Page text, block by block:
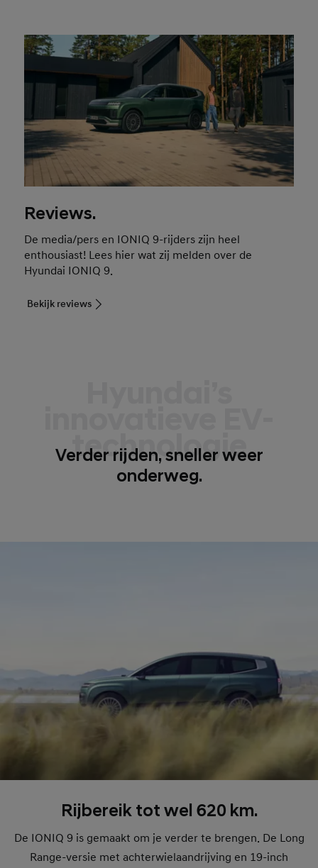
Reviews.
De media/pers en IONIQ 9-rijders zijn heel
enthousiast! Lees hier wat zij melden over de
Hyundai IONIQ 9.
Bekijk reviews
technologie
Verder rijden, sneller weer
onderweg.
Rijbereik tot wel 620 km.
De IONIQ 9 is gemaakt om je verder te brengen. De Long
Range-versie met achterwielaandrijving en 19-inch